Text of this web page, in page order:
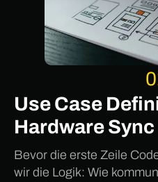
Use Case
Hardware Sync
Bevor die erste Zeile
wir die Logik: Wie